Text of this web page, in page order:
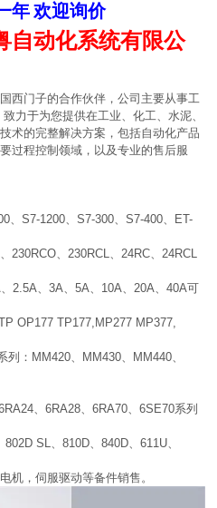
年 欢迎询价
自动化系统有限公
西门子的合作伙伴，公司主要从事工
力于为您提供在工业、化工、水泥、
术的完整解决方案，包括自动化产品
过程控制领域，以及专业的售后服
、S7-1200、S7-300、S7-400、ET-
230RCO、230RCL、24RC、24RCL
2.5A、3A、5A、10A、20A、40A可
OP177 TP177,MP277 MP377,
：MM420、MM430、MM440、
、6RA28、6RA70、6SE70系列
SL、810D、840D、611U、
机，伺服驱动等备件销售。